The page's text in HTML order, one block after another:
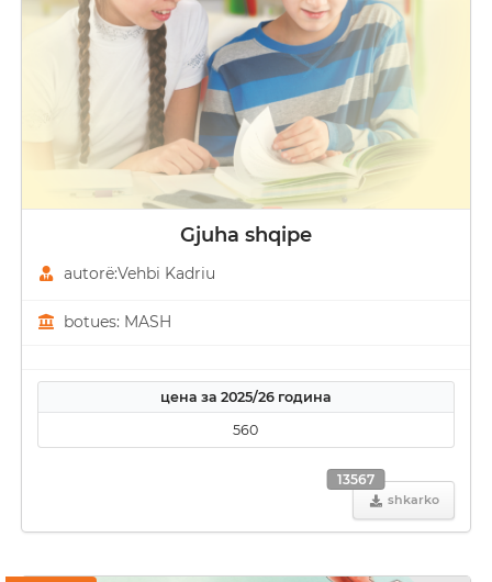
Gjuha shqipe
autorë:Vehbi Kadriu
botues: MASH
цена за 2025/26 година
560
shkarko
13567